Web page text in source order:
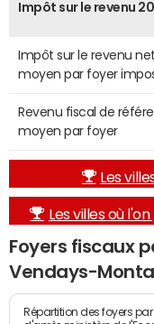
Impôt sur le revenu
Impôt sur le revenu net
moyen par foyer
Revenu fiscal de
moyen par foyer
Les
Les villes où
Foyers fiscaux
Vendays-
Répartition des foyers